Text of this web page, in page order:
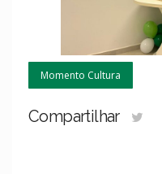
Momento Cultura
Compartilhar